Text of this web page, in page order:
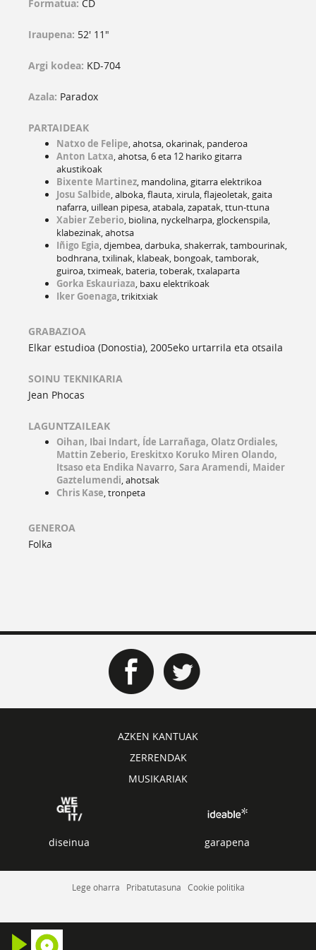
Formatua: CD
Iraupena: 52' 11"
Argi kodea: KD-704
Azala: Paradox
PARTAIDEAK
Natxo de Felipe, ahotsa, okarinak, panderoa
Anton Latxa, ahotsa, 6 eta 12 hariko gitarra
akustikoak
Bixente Martinez, mandolina, gitarra elektrikoa
Josu Salbide, alboka, flauta, xirula, flajeoletak, gaita
nafarra, uillean pipesa, atabala, zapatak, ttun-ttuna
Xabier Zeberio, biolina, nyckelharpa, glockenspila,
klabezinak, ahotsa
Iñigo Egia, djembea, darbuka, shakerrak, tambourinak,
bodhrana, txilinak, klabeak, bongoak, tamborak,
guiroa, tximeak, bateria, toberak, txalaparta
Gorka Eskauriaza, baxu elektrikoak
Iker Goenaga, trikitxiak
GRABAZIOA
Elkar estudioa (Donostia), 2005eko urtarrila eta otsaila
SOINU TEKNIKARIA
Jean Phocas
LAGUNTZAILEAK
Oihan, Ibai Indart, Íde Larrañaga, Olatz Ordiales,
Mattin Zeberio, Ereskitxo Koruko Miren Olando,
Itsaso eta Endika Navarro, Sara Aramendi, Maider
Gaztelumendi, ahotsak
Chris Kase, tronpeta
GENEROA
Folka
AZKEN KANTUAK
ZERRENDAK
MUSIKARIAK
diseinua garapena
Lege oharra Pribatutasuna Cookie politika